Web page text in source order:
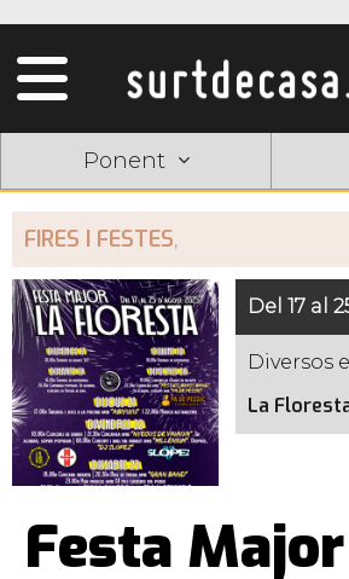
Ponent
FIRES I FESTES,
Del 17 al
Diversos
La
Festa